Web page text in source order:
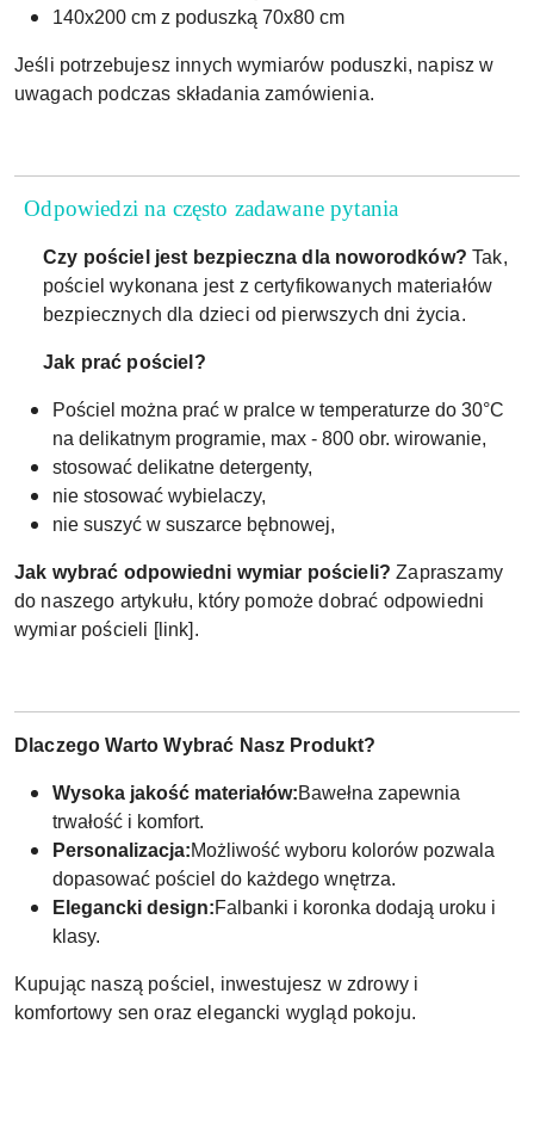
140x200 cm z poduszką 70x80 cm
Jeśli potrzebujesz innych wymiarów poduszki, napisz w
uwagach podczas składania zamówienia.
Odpowiedzi na często zadawane pytania
Czy pościel jest bezpieczna dla noworodków?Tak,
pościel wykonana jest z certyfikowanych materiałów
bezpiecznych dla dzieci od pierwszych dni życia.
Jak prać pościel?
Pościel można prać w pralce w temperaturze do 30°C
na delikatnym programie, max - 800 obr. wirowanie,
stosować delikatne detergenty,
nie stosować wybielaczy,
nie suszyć w suszarce bębnowej,
Jak wybrać odpowiedni wymiar pościeli?Zapraszamy
do naszego artykułu, który pomoże dobrać odpowiedni
wymiar pościeli [link].
Dlaczego Warto Wybrać Nasz Produkt?
Wysoka jakość materiałów:Bawełna zapewnia
trwałość i komfort.
Personalizacja:Możliwość wyboru kolorów pozwala
dopasować pościel do każdego wnętrza.
Elegancki design:Falbanki i koronka dodają uroku i
klasy.
Kupując naszą pościel, inwestujesz w zdrowy i
komfortowy sen oraz elegancki wygląd pokoju.